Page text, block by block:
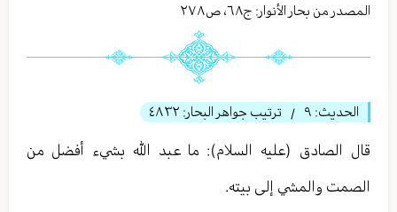
المصدر من بحار الأنوار: ج٦٨، ص٢٧٨
الحديث: ٩ / ترتيب جواهر البحار: ٤٨٣٢
قال الصادق (عليه السلام): ما عبد الله بشيء أفضل من
الصمت والمشي إلى بيته.